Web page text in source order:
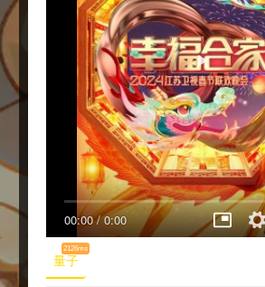
00:00/0:00
量子
2126ms